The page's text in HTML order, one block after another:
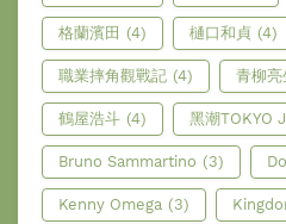
格蘭濱田 (4) 樋口和貞 (4)
職業摔角觀戰記 (4) 青柳亮
鶴屋浩斗 (4) 黑潮TOKYO
Bruno Sammartino (3)
Kenny Omega (3)